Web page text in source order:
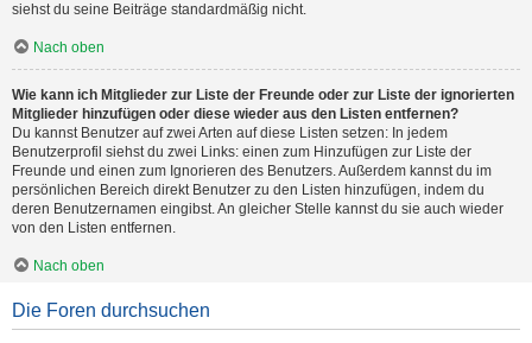
siehst du seine Beiträge standardmäßig nicht.
Nach oben
Wie kann ich Mitglieder zur Liste der Freunde oder zur Liste der ignorierten
Mitglieder hinzufügen oder diese wieder aus den Listen entfernen?
Du kannst Benutzer auf zwei Arten auf diese Listen setzen: In jedem
Benutzerprofil siehst du zwei Links: einen zum Hinzufügen zur Liste der
Freunde und einen zum Ignorieren des Benutzers. Außerdem kannst du im
persönlichen Bereich direkt Benutzer zu den Listen hinzufügen, indem du
deren Benutzernamen eingibst. An gleicher Stelle kannst du sie auch wieder
von den Listen entfernen.
Nach oben
Die Foren durchsuchen